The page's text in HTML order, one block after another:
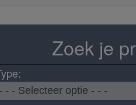
Zoek je